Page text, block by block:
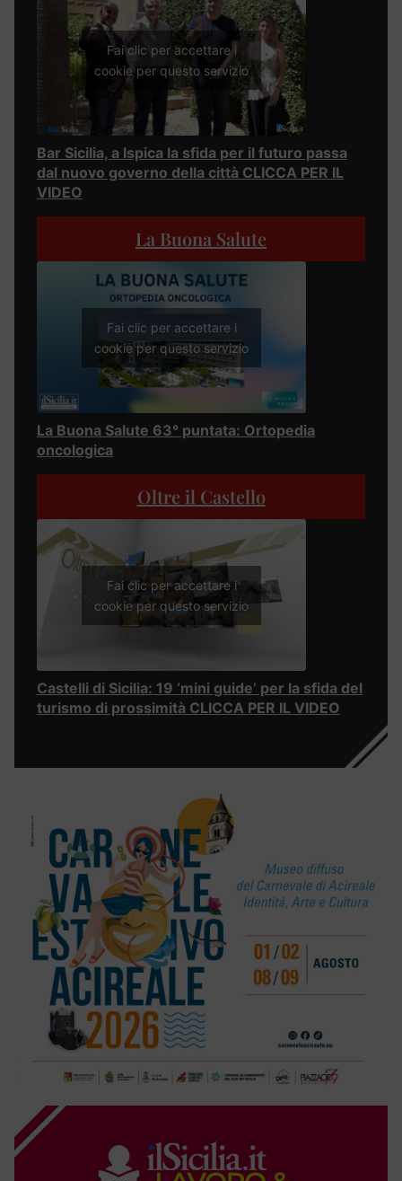
Fai clic per accettare i
cookie per questo servizio
Bar Sicilia, a Ispica la sfida per il futuro passa
dal nuovo governo della città CLICCA PER IL
VIDEO
La Buona Salute
Fai clic per accettare i
cookie per questo servizio
La Buona Salute 63° puntata: Ortopedia
oncologica
Oltre il Castello
Fai clic per accettare i
cookie per questo servizio
Castelli di Sicilia: 19 ‘mini guide’ per la sfida del
turismo di prossimità CLICCA PER IL VIDEO